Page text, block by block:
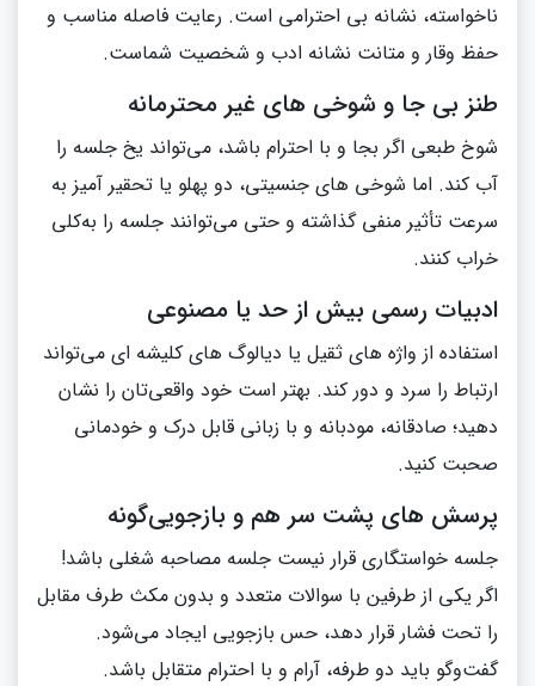
ناخواسته، نشانه بی‌ احترامی است. رعایت فاصله مناسب و
حفظ وقار و متانت نشانه ادب و شخصیت شماست.
طنز بی‌ جا و شوخی‌ های غیر محترمانه
شوخ‌ طبعی اگر بجا و با احترام باشد، می‌تواند یخ جلسه را
آب کند. اما شوخی‌ های جنسیتی، دو پهلو یا تحقیر آمیز به‌
سرعت تأثیر منفی گذاشته و حتی می‌توانند جلسه را به‌کلی
خراب کنند.
ادبیات رسمی بیش‌ از حد یا مصنوعی
استفاده از واژه‌ های ثقیل یا دیالوگ‌ های کلیشه‌ ای می‌تواند
ارتباط را سرد و دور کند. بهتر است خود واقعی‌تان را نشان
دهید؛ صادقانه، مودبانه و با زبانی قابل درک و خودمانی
صحبت کنید.
پرسش‌ های پشت سر هم و بازجویی‌گونه
جلسه خواستگاری قرار نیست جلسه مصاحبه شغلی باشد!
اگر یکی از طرفین با سوالات متعدد و بدون مکث طرف مقابل
را تحت فشار قرار دهد، حس بازجویی ایجاد می‌شود.
گفت‌وگو باید دو طرفه، آرام و با احترام متقابل باشد.